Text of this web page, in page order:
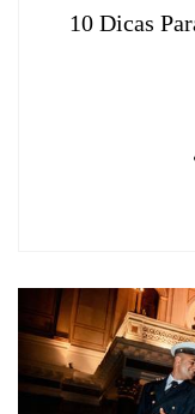
10 Dicas